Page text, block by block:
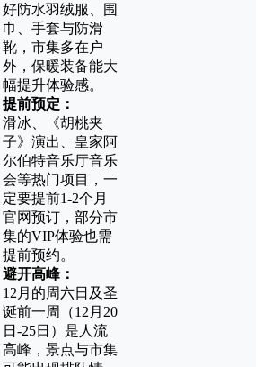
好防水羽绒服、围
巾、手套与防滑
靴，市集多在户
外，保暖装备能大
幅提升体验感。
提前预定：
滑冰、《胡桃夹
子》演出、皇家阿
尔伯特音乐厅音乐
会等热门项目，一
定要提前1-2个月
官网预订，部分市
集的VIP体验也需
提前预约。
避开高峰：
12月的周六日及圣
诞前一周（12月20
日-25日）是人流
高峰，景点与市集